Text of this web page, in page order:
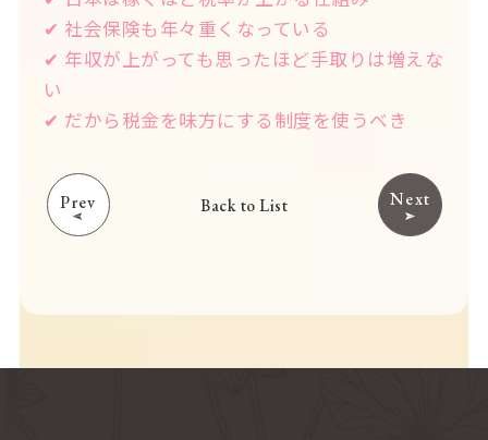
✔ 社会保険も年々重くなっている
✔ 年収が上がっても思ったほど手取りは増えな
い
✔ だから税金を味方にする制度を使うべき
Prev Back to List Next